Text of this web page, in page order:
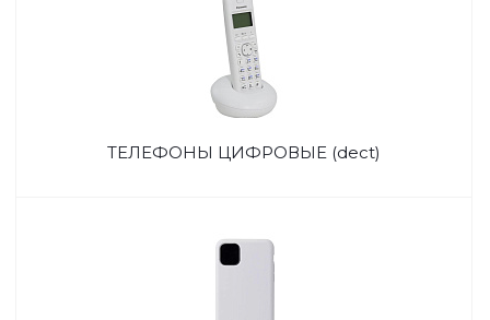
ТЕЛЕФОНЫ ЦИФРОВЫЕ (dect)